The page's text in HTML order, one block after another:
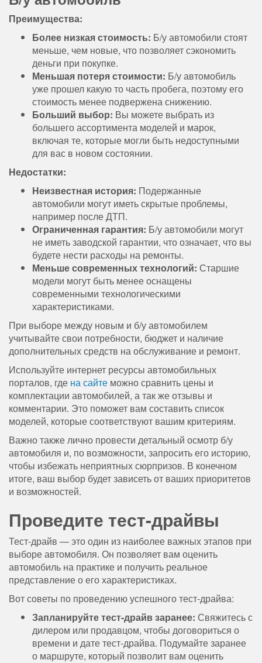
Преимущества:
Более низкая стоимость: Б/у автомобили стоят
меньше, чем новые, что позволяет сэкономить
деньги при покупке.
Меньшая потеря стоимости: Б/у автомобиль
уже прошел какую то часть пробега, поэтому его
стоимость менее подвержена снижению.
Больший выбор: Вы можете выбрать из
большего ассортимента моделей и марок,
включая те, которые могли быть недоступными
для вас в новом состоянии.
Недостатки:
Неизвестная история: Подержанные
автомобили могут иметь скрытые проблемы,
например после ДТП.
Ограниченная гарантия: Б/у автомобили могут
не иметь заводской гарантии, что означает, что вы
будете нести расходы на ремонты.
Меньше современных технологий: Старшие
модели могут быть менее оснащены
современными технологическими
характеристиками.
При выборе между новым и б/у автомобилем
учитывайте свои потребности, бюджет и наличие
дополнительных средств на обслуживание и ремонт.
Используйте интернет ресурсы автомобильных
порталов, где на сайте можно сравнить цены и
комплектации автомобилей, а так же отзывы и
комментарии. Это поможет вам составить список
моделей, которые соответствуют вашим критериям.
Важно также лично провести детальный осмотр б/у
автомобиля и, по возможности, запросить его историю,
чтобы избежать неприятных сюрпризов. В конечном
итоге, ваш выбор будет зависеть от ваших приоритетов
и возможностей.
Проведите тест-драйвы
Тест-драйв — это один из наиболее важных этапов при
выборе автомобиля. Он позволяет вам оценить
автомобиль на практике и получить реальное
представление о его характеристиках.
Вот советы по проведению успешного тест-драйва:
Запланируйте тест-драйв заранее: Свяжитесь с
дилером или продавцом, чтобы договориться о
времени и дате тест-драйва. Подумайте заранее
о маршруте, который позволит вам оценить